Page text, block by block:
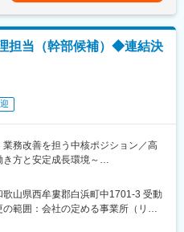
以上に導入され、7年連続国内シェ
が未開拓であった時にいち早く同
、大手顧客を始めとした多くの顧
となっています。サービスの強み
ティを担っており、完全クラウド
ンプレミスの場合海外端末は別に
用できる点も他社でカバーできない
日（土日祝休）で、有給取得もし
ージに合わせて働けます。産前産
が100％。最近は男性の育休取得
担当（幹部候補）◆連結決
務改善を担う中核ポジション／高
方と安定成長環境～
セキュリティ対策を支援する自社
主力サービス「ISM CloudOne」は
続国内シェアNo.1を誇り、多くの
歌山県西牟婁郡白浜町中1701-3 受動
範囲：会社の定める事業所（リモ